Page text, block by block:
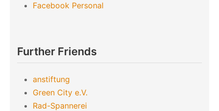
Facebook Personal
Further Friends
anstiftung
Green City e.V.
Rad-Spannerei